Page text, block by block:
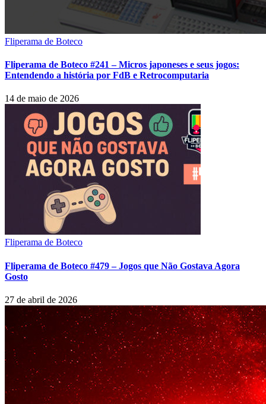
Fliperama de Boteco
Fliperama de Boteco #241 – Micros japoneses e seus jogos:
Entendendo a história por FdB e Retrocomputaria
14 de maio de 2026
Fliperama de Boteco
Fliperama de Boteco #479 – Jogos que Não Gostava Agora
Gosto
27 de abril de 2026